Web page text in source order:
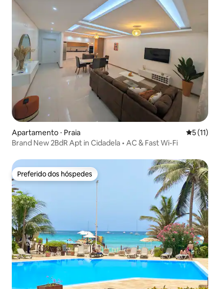
Apartamento ⋅ Praia 5 de uma
5 (11)
Brand New 2BdR Apt in Cidadela • AC & Fast Wi-Fi
Preferido dos hóspedes
Preferido dos hóspedes